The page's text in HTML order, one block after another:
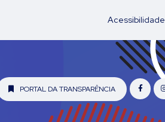
Acessibilidade
PORTAL DA TRANSPARÊNCIA